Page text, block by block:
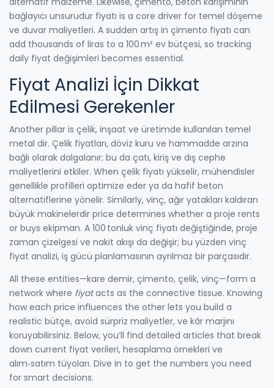
bağlayıcı unsurudur fiyatı is a core driver for temel döşeme
ve duvar maliyetleri. A sudden artış in çimento fiyatı can
add thousands of liras to a 100 m² ev bütçesi, so tracking
daily fiyat değişimleri becomes essential.
Fiyat Analizi İçin Dikkat
Edilmesi Gerekenler
Another pillar is çelik, inşaat ve üretimde kullanılan temel
metal dir. Çelik fiyatları, döviz kuru ve hammadde arzına
bağlı olarak dalgalanır; bu da çatı, kiriş ve dış cephe
maliyetlerini etkiler. When çelik fiyatı yükselir, mühendisler
genellikle profilleri optimize eder ya da hafif beton
alternatiflerine yönelir. Similarly, vinç, ağır yatakları kaldıran
büyük makinelerdir price determines whether a proje rents
or buys ekipman. A 100 tonluk vinç fiyatı değiştiğinde, proje
zaman çizelgesi ve nakit akışı da değişir; bu yüzden vinç
fiyat analizi, iş gücü planlamasının ayrılmaz bir parçasıdır.
All these entities—kare demir, çimento, çelik, vinç—form a
network where fiyatacts as the connective tissue. Knowing
how each price influences the other lets you build a
realistic bütçe, avoid sürpriz maliyetler, ve kâr marjını
koruyabilirsiniz. Below, you’ll find detailed articles that break
down current fiyat verileri, hesaplama örnekleri ve
alım‑satım tüyoları. Dive in to get the numbers you need
for smart decisions.